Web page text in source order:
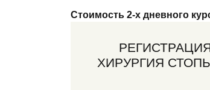
Стоимость 2-х дневного
ХИРУРГИЯ